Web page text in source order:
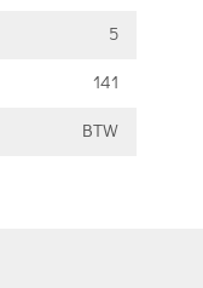
5
141
BTW